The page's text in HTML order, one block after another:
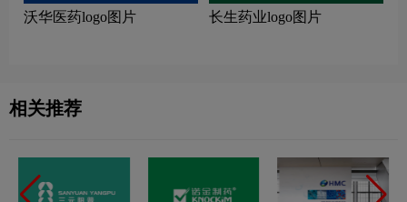
沃华医药logo图片 长生药业logo图片
相关推荐